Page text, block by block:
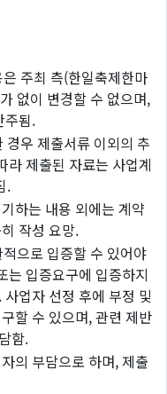
주최 측(한일축제한마
없이 변경할 수 없으며,
주됨.
우 제출서류 이외의 추
라 제출된 자료는 사업계
.
하는 내용 외에는 계약
작성 요망.
으로 입증할 수 있어야
는 입증요구에 입증하지
업자 선정 후에 부정 및
할 수 있으며, 관련 제반
함.
의 부담으로 하며, 제출